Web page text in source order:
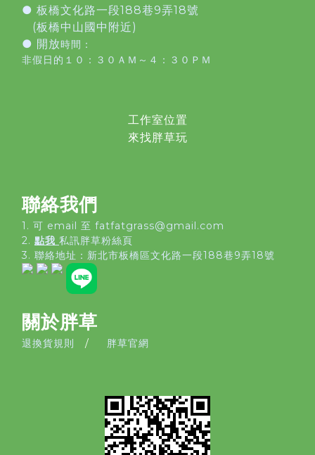
● 板橋文化路一段188巷9弄18號
(板橋中山國中附近)
● 開放時間：
非假日的１０：３０ＡＭ～４：３０ＰＭ
工作室位置
來找胖草玩
聯絡我們
1. 可 email 至 fatfatgrass@gmail.com
2. 點我 私訊胖草粉絲頁
3. 聯絡地址： 新北市板橋區文化路一段188巷9弄18號
關於胖草
退換貨規則 / 胖草官網